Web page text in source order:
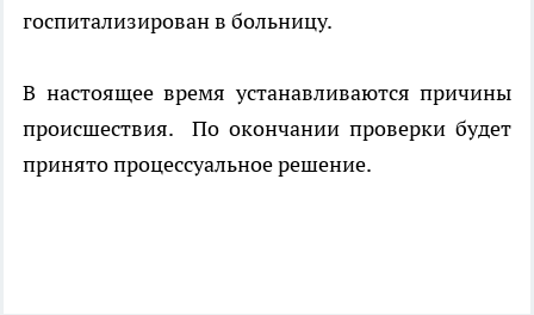
госпитализирован в больницу.
В настоящее время устанавливаются причины
происшествия. По окончании проверки будет
принято процессуальное решение.